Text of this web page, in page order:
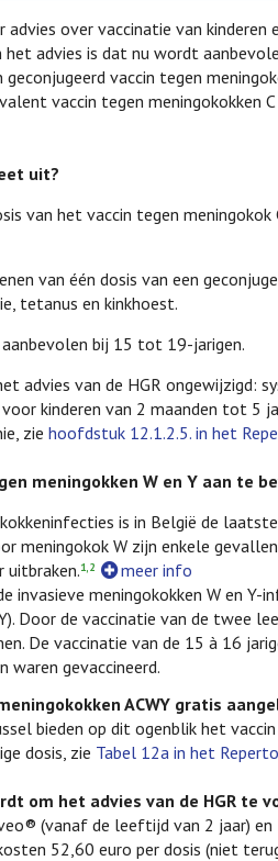
advies over vaccinatie van
het advies is dat nu wordt
vaccin tegen
vaccin tegen meningokokken
uit?
van het vaccin tegen
van één dosis van een
tetanus en kinkhoest.
bij 15 tot 19-jarigen.
advies van de HGR
kinderen van 2 maanden tot 5
zie hoofdstuk 12.1.2.5. in het
meningokken W en Y aan te
is in België de
meningokok W zijn enkele
1,2
meer info
invasieve meningokokken W en
Door de vaccinatie van de
De vaccinatie van de 15 à 16
waren gevaccineerd.
ACWY gratis
bieden op dit ogenblik het
dosis, zie Tabel 12a in het
om het advies van de HGR te
(vanaf de leeftijd van 2 jaar)
52,60 euro per dosis (niet